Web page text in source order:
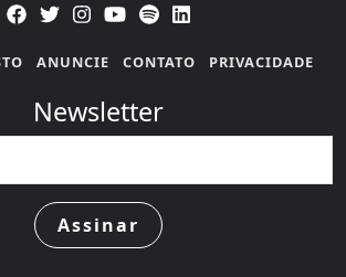
ANUNCIE CONTATO PRIVACIDADE
Newsletter